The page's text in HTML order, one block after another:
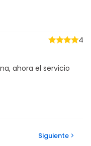
4
ahora el servicio
Siguiente